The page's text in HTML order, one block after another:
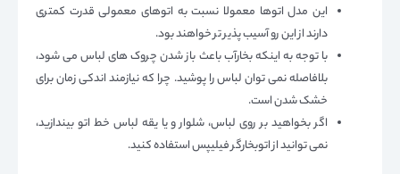
این مدل اتوها معمولا نسبت به اتوهای معمولی قدرت کمتری
دارند از این رو آسیب پذیر تر خواهند بود.
با توجه به اینکه بخارآب باعث باز شدن چروک های لباس می شود،
بلافاصله نمی توان لباس را پوشید. چرا که نیازمند اندکی زمان برای
خشک شدن است.
اگر بخواهید بر روی لباس، شلوار و یا یقه لباس خط اتو بیندازید،
نمی توانید از اتوبخارگر فیلیپس استفاده کنید.